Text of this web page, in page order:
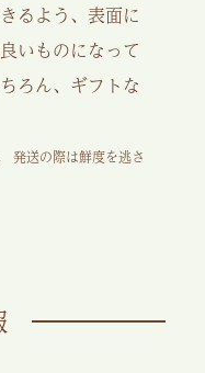
るよう、表面に
いものになって
ろん、ギフトな
発送の際は鮮度を逃さ